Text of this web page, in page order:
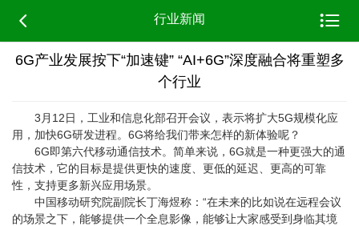
 行业新闻 
6G产业发展按下“加速键” “AI+6G”深度融合将重塑多
个行业
3月12日，工业和信息化部召开会议，表示将扩大5G规模化应
用，加快6G研发进程。6G将给我们带来怎样的新体验呢？
6G即第六代移动通信技术。简单来说，6G就是一种更强大的通
信技术，它的目标是提供更快的速度、更低的延迟、更高的可靠
性，支持更多新兴应用场景。
中国移动研究院副院长丁海煜称：“在未来的比如说在远程会议
的场景之下，能够提供一个全息影像，能够让大家感受到身临其境